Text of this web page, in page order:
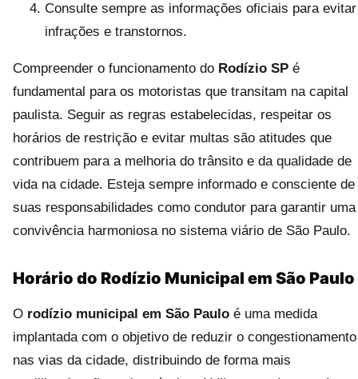
Consulte sempre as informações oficiais para evitar
infrações e transtornos.
Compreender o funcionamento do Rodízio SP é
fundamental para os motoristas que transitam na capital
paulista. Seguir as regras estabelecidas, respeitar os
horários de restrição e evitar multas são atitudes que
contribuem para a melhoria do trânsito e da qualidade de
vida na cidade. Esteja sempre informado e consciente de
suas responsabilidades como condutor para garantir uma
convivência harmoniosa no sistema viário de São Paulo.
Horário do Rodízio Municipal em São Paulo
O rodízio municipal em São Paulo é uma medida
implantada com o objetivo de reduzir o congestionamento
nas vias da cidade, distribuindo de forma mais